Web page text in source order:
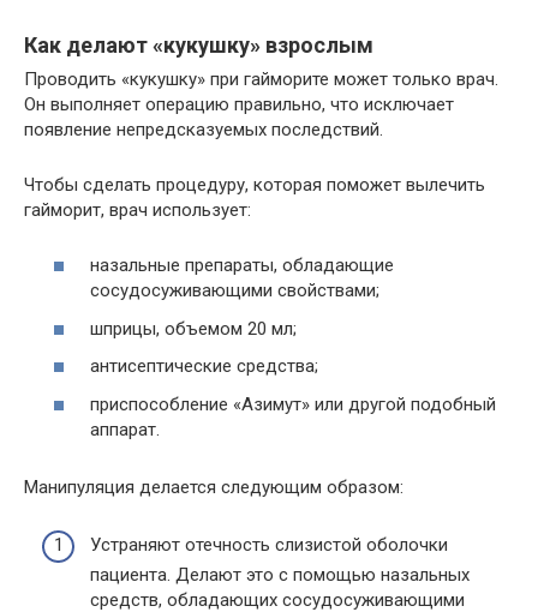
Как делают «кукушку» взрослым
Проводить «кукушку» при гайморите может только врач.
Он выполняет операцию правильно, что исключает
появление непредсказуемых последствий.
Чтобы сделать процедуру, которая поможет вылечить
гайморит, врач использует:
назальные препараты, обладающие
сосудосуживающими свойствами;
шприцы, объемом 20 мл;
антисептические средства;
приспособление «Азимут» или другой подобный
аппарат.
Манипуляция делается следующим образом:
Устраняют отечность слизистой оболочки
пациента. Делают это с помощью назальных
средств, обладающих сосудосуживающими